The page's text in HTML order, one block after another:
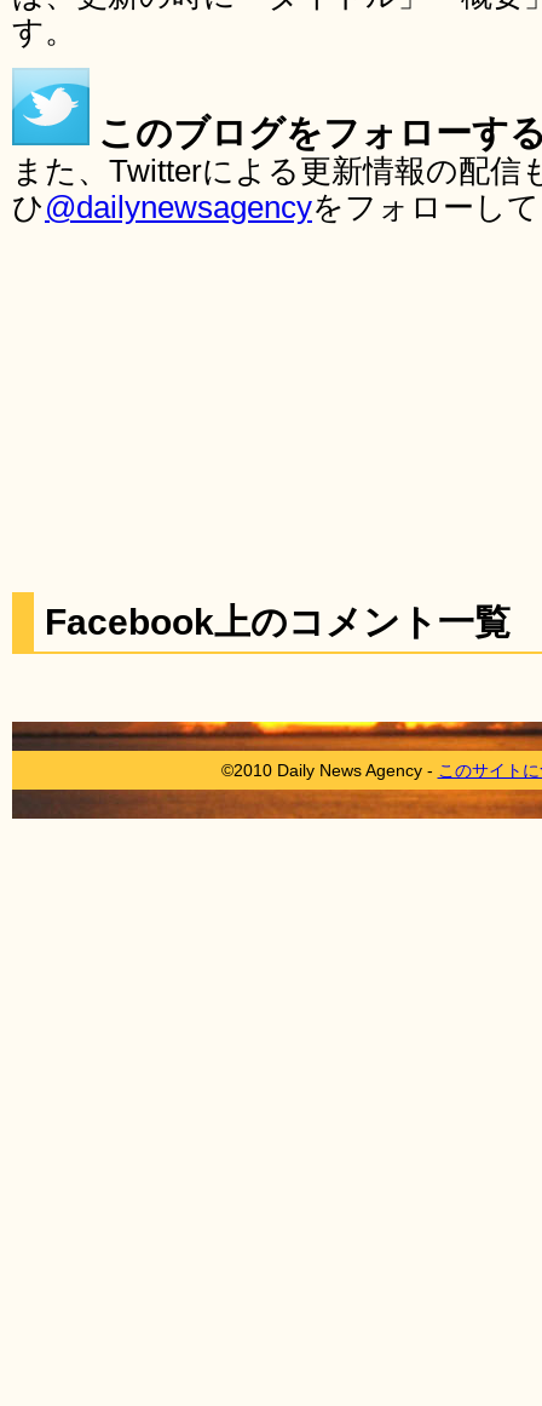
す。
このブログをフォローす
また、Twitterによる更新情報の配
ひ@dailynewsagencyをフォローし
Facebook上のコメント一覧
©2010 Daily News Agency - このサイト